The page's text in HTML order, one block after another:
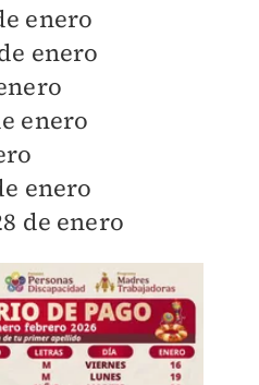
enero
enero
enero
enero
de enero